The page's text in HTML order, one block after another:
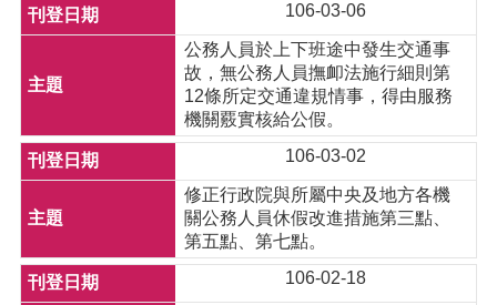
106-03-06
公務人員於上下班途中發生交通事
故，無公務人員撫卹法施行細則第
12條所定交通違規情事，得由服務
機關覈實核給公假。
106-03-02
修正行政院與所屬中央及地方各機
關公務人員休假改進措施第三點、
第五點、第七點。
106-02-18